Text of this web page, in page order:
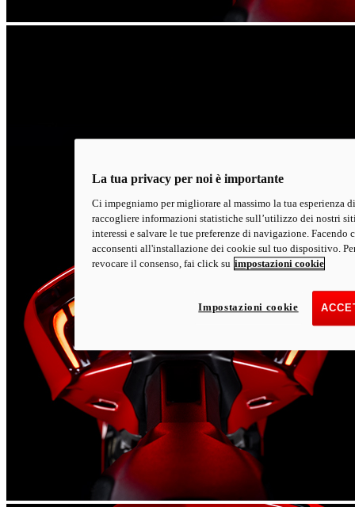
La tua privacy per noi è importante
Ci impegniamo per migliorare al massimo la tua esperienza
raccogliere informazioni statistiche sull’utilizzo dei nostri
interessi e salvare le tue preferenze di navigazione.
acconsenti all'installazione dei cookie sul tuo dispositivo.
revocare il consenso, fai click su impostazioni cookie
Impostazioni cookie